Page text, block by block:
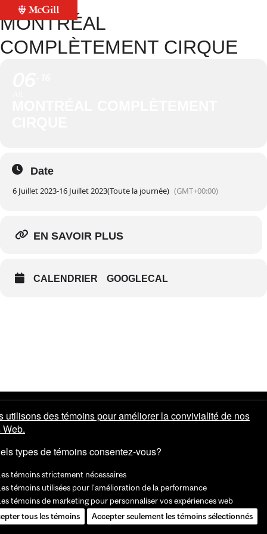
MONTRÉAL
COMPLÈTEMENT CIRQUE
Date
6 Juillet 2023-16 Juillet 2023(Toute la journée) (GMT+00:00)
EN SAVOIR PLUS
CALENDRIER GOOGLECAL
utilisons des témoins pour améliorer la convivialité de nos
types de témoins consentez-vous?
témoins strictement nécessaires
témoins utilisées pour l'amélioration de la performance
témoins de marketing pour personnaliser vos expériences web
tous les témoins
Accepter seulement les témoins sélectionnés